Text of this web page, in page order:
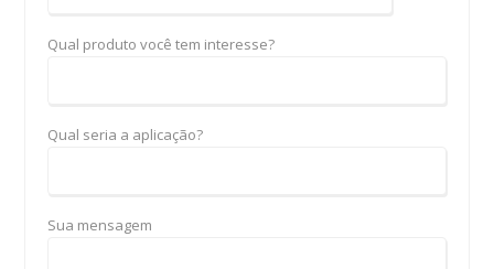
Qual produto você tem interesse?
Qual seria a aplicação?
Sua mensagem